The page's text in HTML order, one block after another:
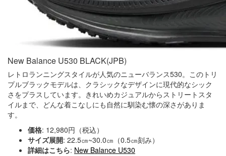
New Balance U530 BLACK(JPB)
レトロランニングスタイルが人気のニューバランス530。このトリ
プルブラックモデルは、クラシックなデザインに現代的なシック
さをプラスしています。きれいめカジュアルからストリートスタ
イルまで、どんな着こなしにも自然に馴染む懐の深さがありま
す。
価格: 12,980円（税込）
サイズ展開: 22.5㎝~30.0㎝（0.5㎝刻み）
詳細はこちら: New Balance U530